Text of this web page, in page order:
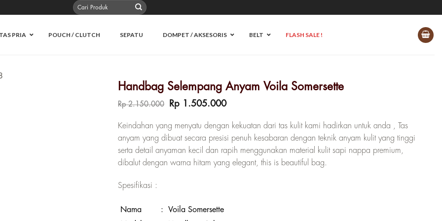
Pencarian
untuk:
TAS PRIA POUCH / CLUTCH SEPATU DOMPET / AKSESORIS BELT FLASH SALE !
Handbag Selempang Anyam Voila Somersette
Rp2.150.000
Harga
adalah:
Rp 2.150.000.
Rp 1.505.000Harga
ini
adalah:
Rp 1.505.000.
Keindahan yang menyatu dengan kekuatan dari tas kulit kami hadirkan untuk anda , Tas
anyam yang dibuat secara presisi penuh kesabaran dengan teknik anyam kulit yang tinggi
serta detail anyaman kecil dan rapih menggunakan material kulit sapi nappa premium,
dibalut dengan warna hitam yang elegant, this is beautiful bag.
Spesifikasi :
Nama :
Voila Somersette